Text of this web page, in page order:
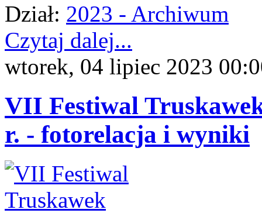
Dział: 2023 - Archiwum
Czytaj dalej...
wtorek, 04 lipiec 2023
VII Festiwal
r. - fotorelacja i wyniki